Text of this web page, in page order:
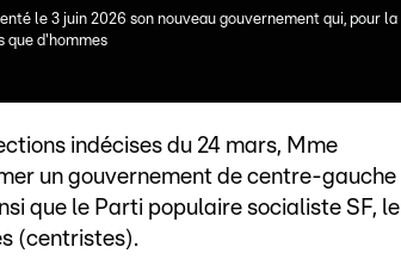
le 3 juin 2026 son nouveau gouvernement qui, pour la
que d'hommes
indécises du 24 mars, Mme
un gouvernement de centre-gauche
que le Parti populaire socialiste SF, le
(centristes).